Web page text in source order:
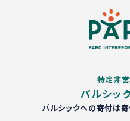
特定非
パルシッ
パルシックへの寄付は寄